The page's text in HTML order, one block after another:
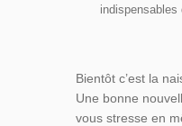
Bientôt c’est la
Une bonne
vous stresse en